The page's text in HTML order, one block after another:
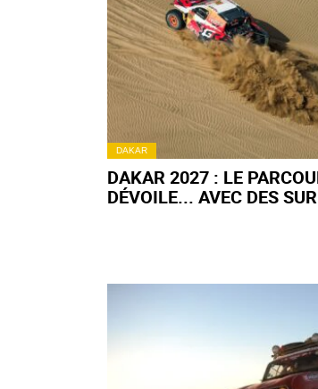
DAKAR
DAKAR 2027 : LE
DÉVOILE... AVEC DES